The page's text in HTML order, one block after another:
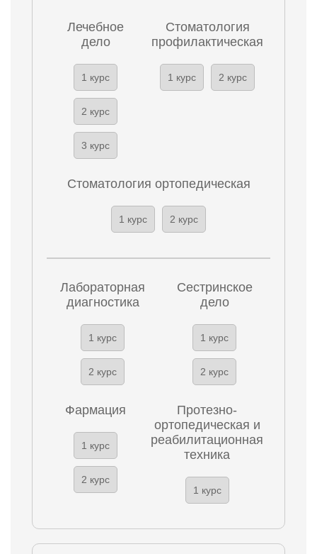
Лечебное
дело
1 курс
2 курс
3 курс
Стоматология
профилактическая
1 курс 2 курс
Стоматология ортопедическая
1 курс 2 курс
Лабораторная
диагностика
1 курс
2 курс
Сестринское
дело
1 курс
2 курс
Фармация
1 курс
2 курс
Протезно-
ортопедическая и
реабилитационная
техника
1 курс